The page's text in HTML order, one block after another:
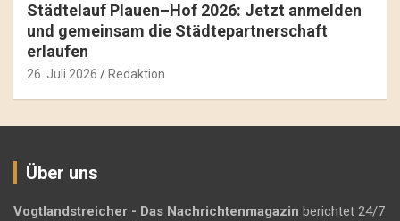
Städtelauf Plauen–Hof 2026: Jetzt anmelden
und gemeinsam die Städtepartnerschaft
erlaufen
26. Juli 2026 Redaktion
Über uns
Vogtlandstreicher - Das Nachrichtenmagazin berichtet 24/7